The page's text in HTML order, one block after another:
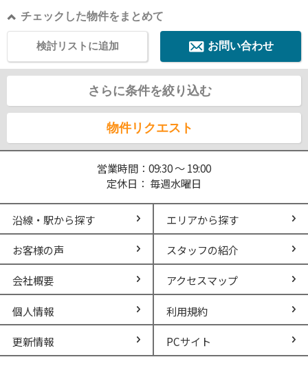
チェックした物件をまとめて
お問い合わせ
検討リストに追加
さらに条件を絞り込む
物件リクエスト
営業時間：09:30 ～ 19:00
定休日： 毎週水曜日
沿線・駅から探す エリアから探す
お客様の声 スタッフの紹介
会社概要 アクセスマップ
個人情報 利用規約
更新情報 PCサイト